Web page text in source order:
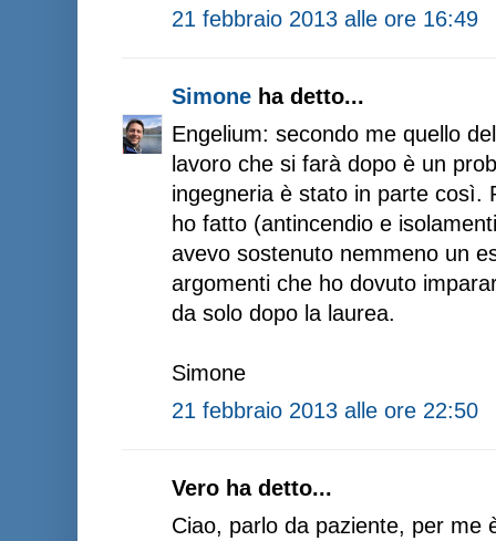
21 febbraio 2013 alle ore 16:49
Simone ha detto...
Engelium: secondo me quello
lavoro che si farà dopo è un
ingegneria è stato in parte così.
ho fatto (antincendio e
avevo sostenuto nemmeno un
argomenti che ho dovuto
da solo dopo la laurea.
Simone
21 febbraio 2013 alle ore 22:50
Vero ha detto...
Ciao, parlo da paziente, per me